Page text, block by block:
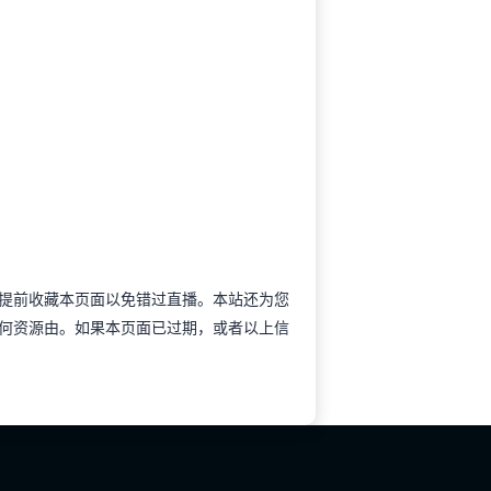
前收藏本页面以免错过直播。本站还为您
资源由。如果本页面已过期，或者以上信